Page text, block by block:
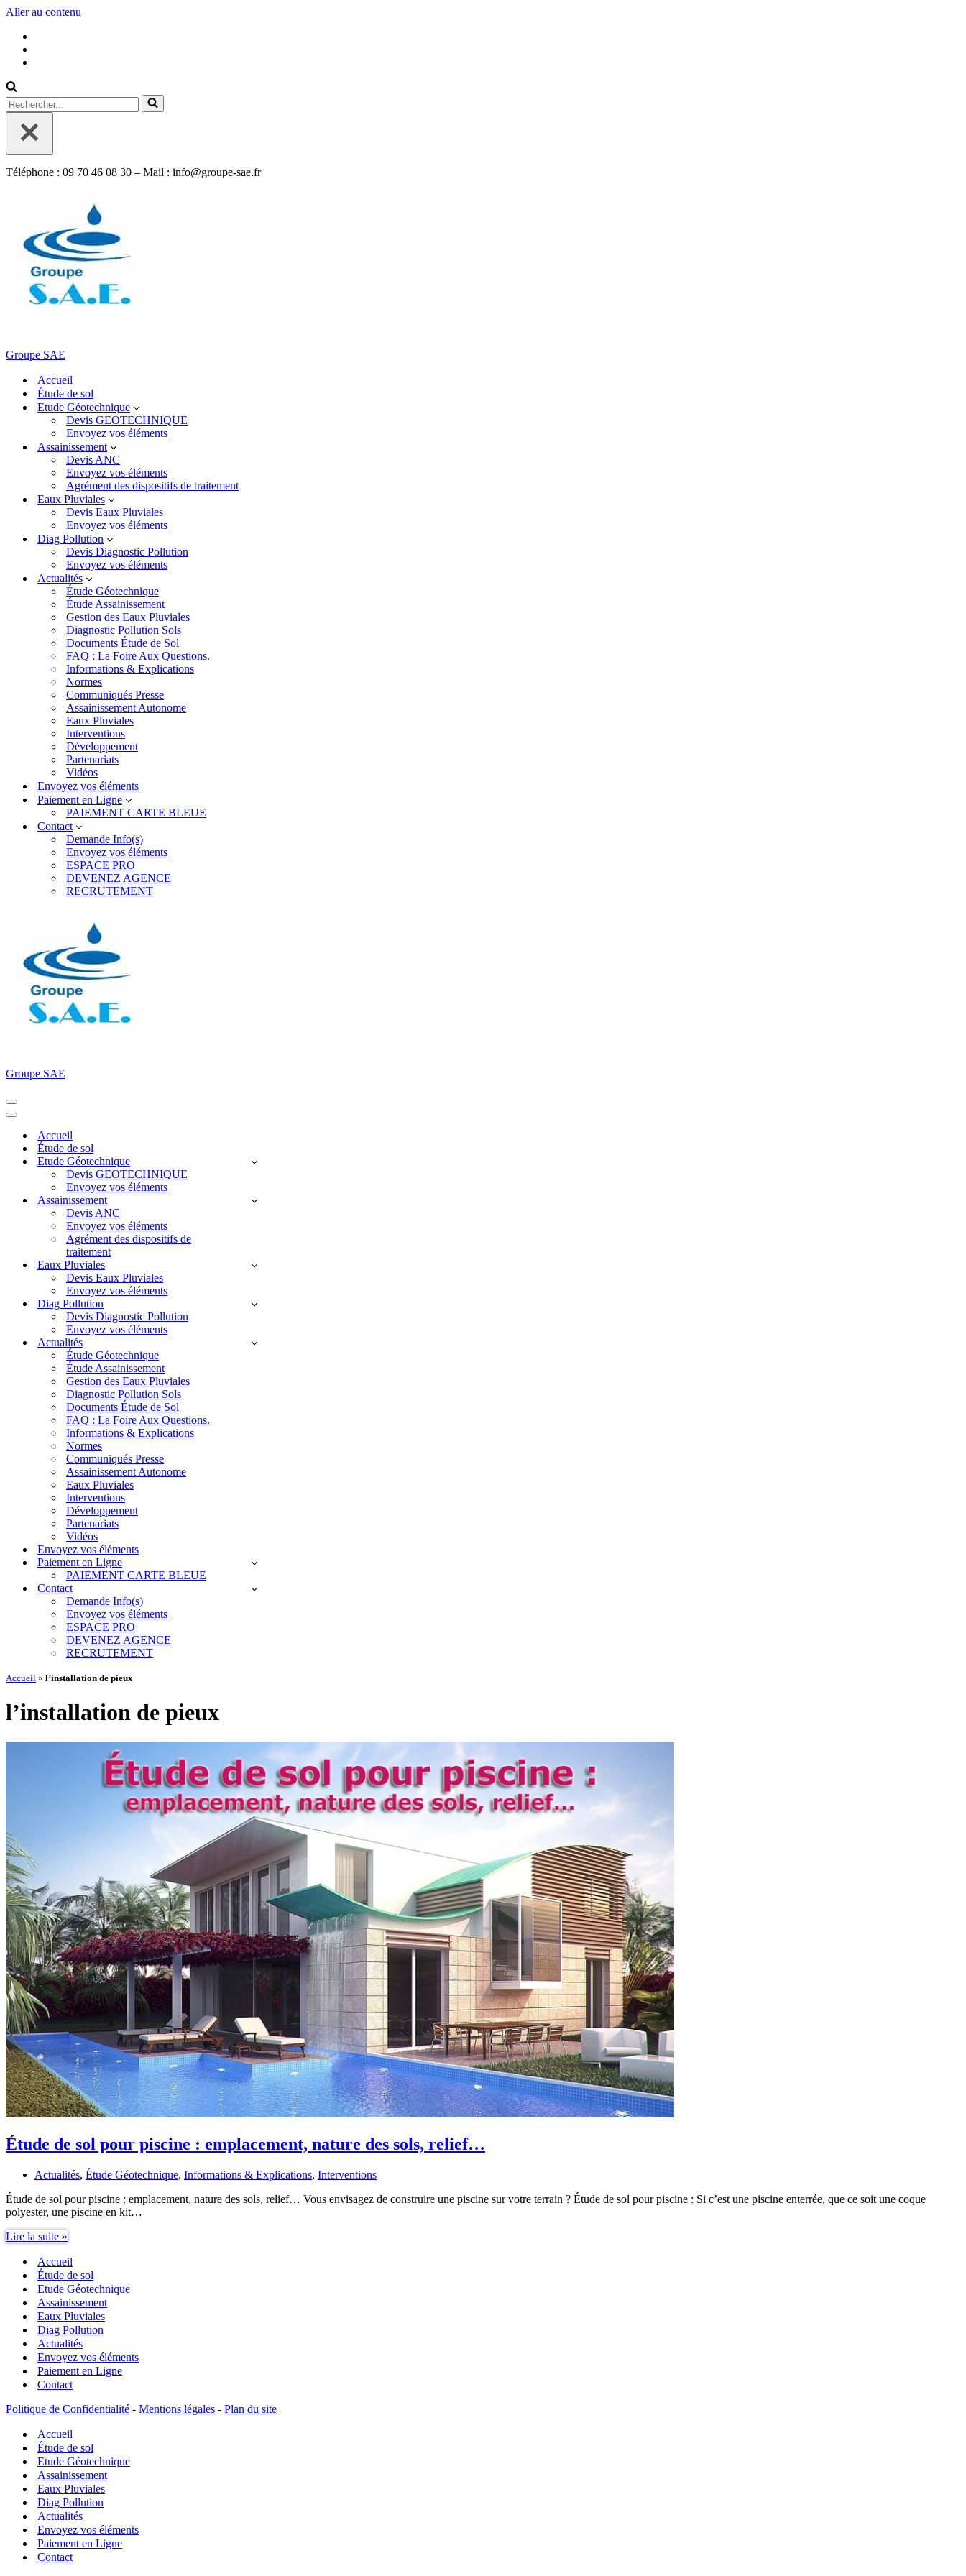
Aller au contenu
Rechercher...
Téléphone : 09 70 46 08 30 – Mail : info@groupe-sae.fr
Groupe SAE
Accueil
Étude de sol
Etude Géotechnique
Devis GEOTECHNIQUE
Envoyez vos éléments
Assainissement
Devis ANC
Envoyez vos éléments
Agrément des dispositifs de traitement
Eaux Pluviales
Devis Eaux Pluviales
Envoyez vos éléments
Diag Pollution
Devis Diagnostic Pollution
Envoyez vos éléments
Actualités
Étude Géotechnique
Étude Assainissement
Gestion des Eaux Pluviales
Diagnostic Pollution Sols
Documents Étude de Sol
FAQ : La Foire Aux Questions.
Informations & Explications
Normes
Communiqués Presse
Assainissement Autonome
Eaux Pluviales
Interventions
Développement
Partenariats
Vidéos
Envoyez vos éléments
Paiement en Ligne
PAIEMENT CARTE BLEUE
Contact
Demande Info(s)
Envoyez vos éléments
ESPACE PRO
DEVENEZ AGENCE
RECRUTEMENT
Groupe SAE
Menu
de
Menu
navigationAccueil
Étude de sol
Etude Géotechnique
Devis GEOTECHNIQUE
Envoyez vos éléments
Assainissement
Devis ANC
Envoyez vos éléments
Agrément des dispositifs de
traitement
Eaux Pluviales
Devis Eaux Pluviales
Envoyez vos éléments
Diag Pollution
Devis Diagnostic Pollution
Envoyez vos éléments
Actualités
Étude Géotechnique
Étude Assainissement
Gestion des Eaux Pluviales
Diagnostic Pollution Sols
Documents Étude de Sol
FAQ : La Foire Aux Questions.
Informations & Explications
Normes
Communiqués Presse
Assainissement Autonome
Eaux Pluviales
Interventions
Développement
Partenariats
Vidéos
Envoyez vos éléments
Paiement en Ligne
PAIEMENT CARTE BLEUE
Contact
Demande Info(s)
Envoyez vos éléments
ESPACE PRO
DEVENEZ AGENCE
RECRUTEMENT
Accueil » l’installation de pieux
l’installation de pieux
Étude de sol pour piscine : emplacement, nature des sols, relief…
Actualités, Étude Géotechnique, Informations & Explications, Interventions
Étude de sol pour piscine : emplacement, nature des sols, relief… Vous envisagez de construire une piscine sur votre terrain ? Étude de sol pour piscine : Si c’est une piscine enterrée, que ce soit une coque
polyester, une piscine en kit…
Lire la suite »
sol
pour
piscine
:
emplacement,
nature
des
sols,
relief…
Accueil
Étude de sol
Etude Géotechnique
Assainissement
Eaux Pluviales
Diag Pollution
Actualités
Envoyez vos éléments
Paiement en Ligne
Contact
Politique de Confidentialité - Mentions légales - Plan du site
Accueil
Étude de sol
Etude Géotechnique
Assainissement
Eaux Pluviales
Diag Pollution
Actualités
Envoyez vos éléments
Paiement en Ligne
Contact